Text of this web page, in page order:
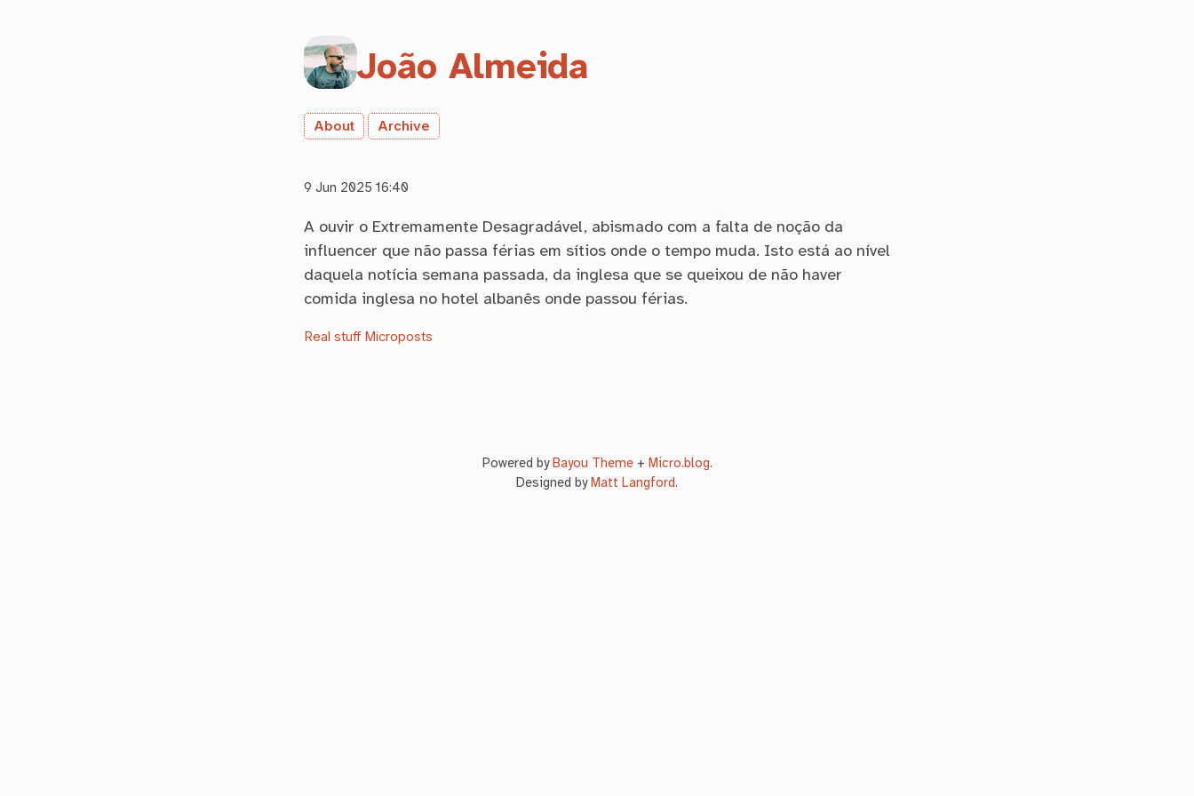
João Almeida
About Archive
9 Jun 2025 16:40
A ouvir o Extremamente Desagradável, abismado com a falta de noção da
influencer que não passa férias em sítios onde o tempo muda. Isto está ao nível
daquela notícia semana passada, da inglesa que se queixou de não haver
comida inglesa no hotel albanês onde passou férias.
Real stuff Microposts
Powered byBayou Theme+ Micro.blog.
Designed byMatt Langford.